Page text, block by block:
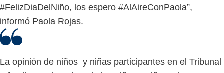
#FelizDiaDelNiño, los espero #AlAireConPaola”,
informó Paola Rojas.
La opinión de niños y niñas participantes en el Tribunal